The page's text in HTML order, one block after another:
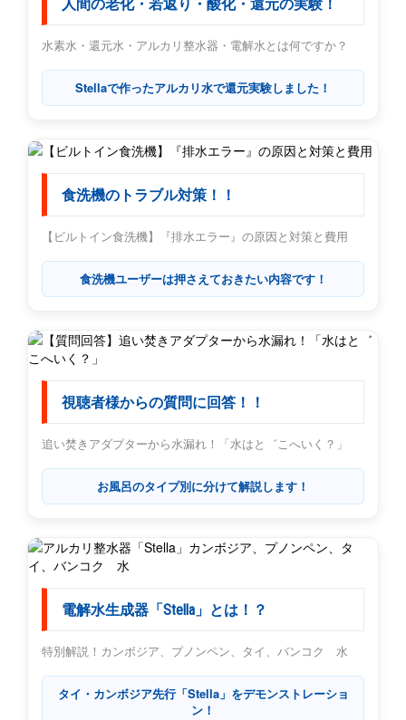
人間の老化・若返り・酸化・還元の実験！
水素水・還元水・アルカリ整水器・電解水とは何ですか？
Stellaで作ったアルカリ水で還元実験しました！
食洗機のトラブル対策！！
【ビルトイン食洗機】『排水エラー』の原因と対策と費用
食洗機ユーザーは押さえておきたい内容です！
視聴者様からの質問に回答！！
追い焚きアダプターから水漏れ！「水はと゛こへいく？」
お風呂のタイプ別に分けて解説します！
電解水生成器「Stella」とは！？
特別解説！カンボジア、プノンペン、タイ、バンコク 水
タイ・カンボジア先行「Stella」をデモンストレーショ
ン！